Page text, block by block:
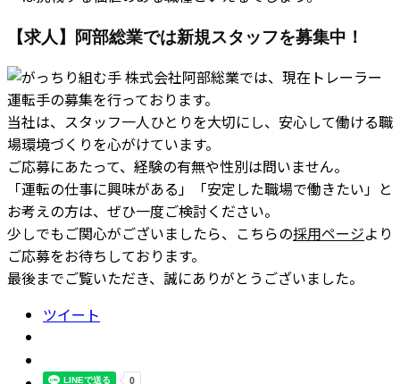
【求人】阿部総業では新規スタッフを募集中！
株式会社阿部総業では、現在トレーラー
運転手の募集を行っております。
当社は、スタッフ一人ひとりを大切にし、安心して働ける職
場環境づくりを心がけています。
ご応募にあたって、経験の有無や性別は問いません。
「運転の仕事に興味がある」「安定した職場で働きたい」と
お考えの方は、ぜひ一度ご検討ください。
少しでもご関心がございましたら、こちらの採用ページより
ご応募をお待ちしております。
最後までご覧いただき、誠にありがとうございました。
ツイート